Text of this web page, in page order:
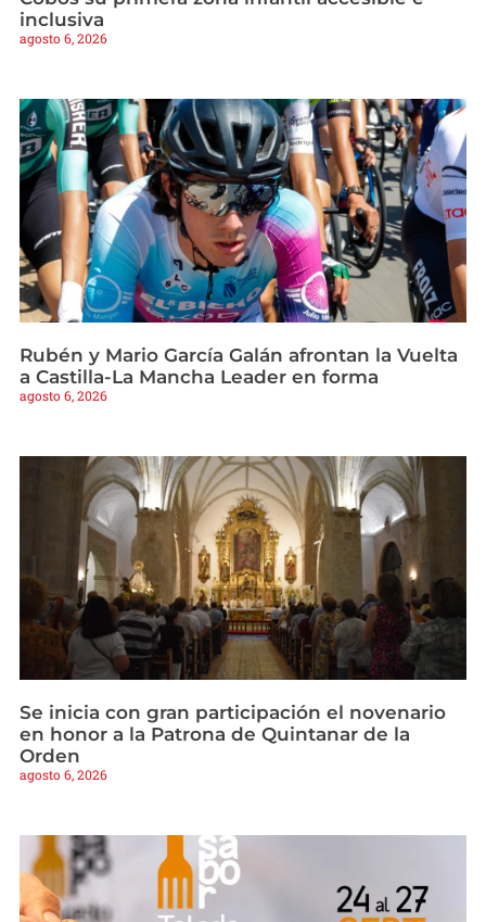
inclusiva
agosto 6, 2026
Rubén y Mario García Galán afrontan la Vuelta
a Castilla-La Mancha Leader en forma
agosto 6, 2026
Se inicia con gran participación el novenario
en honor a la Patrona de Quintanar de la
Orden
agosto 6, 2026